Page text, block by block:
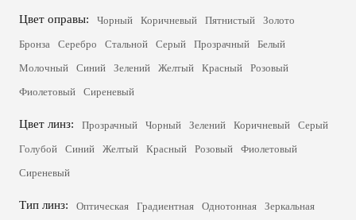
Цвет оправы: Чорный Коричневый Пятнистый
Золото
Бронза
Серебро Стальной Серый Прозрачный
Белый
Молочный
Синий Зелений Желтый Красный
Розовый
Фиолетовый
Сиреневый
Цвет линз: Прозрачный Чорный Зелений Коричневый
Серый
Голубой
Синий Желтый Красный Розовый
Фиолетовый
Сиреневый
Тип линз: Оптическая Градиентная Однотонная
Зеркальная